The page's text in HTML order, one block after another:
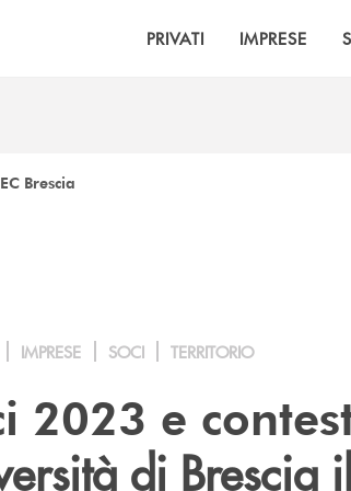
PRIVATI IMPRESE
Brescia
IMPRESE SOCI TERRITORIO
2023 e
di Brescia